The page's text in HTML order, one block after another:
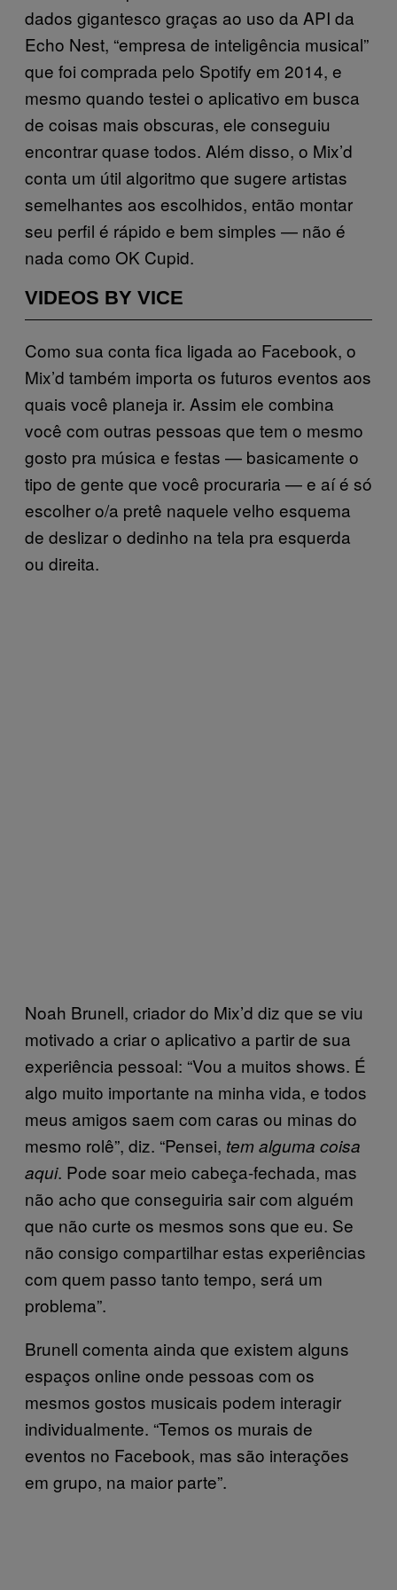
dados gigantesco graças ao uso da API da
Echo Nest, “empresa de inteligência musical”
que foi comprada pelo Spotify em 2014, e
mesmo quando testei o aplicativo em busca
de coisas mais obscuras, ele conseguiu
encontrar quase todos. Além disso, o Mix’d
conta um útil algoritmo que sugere artistas
semelhantes aos escolhidos, então montar
seu perfil é rápido e bem simples — não é
nada como OK Cupid.
VIDEOS BY VICE
Como sua conta fica ligada ao Facebook, o
Mix’d também importa os futuros eventos aos
quais você planeja ir. Assim ele combina
você com outras pessoas que tem o mesmo
gosto pra música e festas — basicamente o
tipo de gente que você procuraria — e aí é só
escolher o/a pretê naquele velho esquema
de deslizar o dedinho na tela pra esquerda
ou direita.
Noah Brunell, criador do Mix’d diz que se viu
motivado a criar o aplicativo a partir de sua
experiência pessoal: “Vou a muitos shows. É
algo muito importante na minha vida, e todos
meus amigos saem com caras ou minas do
mesmo rolê”, diz. “Pensei, tem alguma coisa
aqui. Pode soar meio cabeça-fechada, mas
não acho que conseguiria sair com alguém
que não curte os mesmos sons que eu. Se
não consigo compartilhar estas experiências
com quem passo tanto tempo, será um
problema”.
Brunell comenta ainda que existem alguns
espaços online onde pessoas com os
mesmos gostos musicais podem interagir
individualmente. “Temos os murais de
eventos no Facebook, mas são interações
em grupo, na maior parte”.